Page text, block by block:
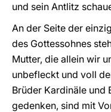
und sein Antlitz
An der Seite der
des Gottessohnes
Mutter, die allein wir
unbefleckt und voll
Brüder Kardinäle und
gedenken, sind mit